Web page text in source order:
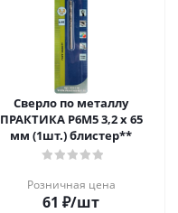
Сверло по металлу
ПРАКТИКА Р6М5 3,2 х 65
мм (1шт.) блистер**
Розничная цена
61 ₽/шт